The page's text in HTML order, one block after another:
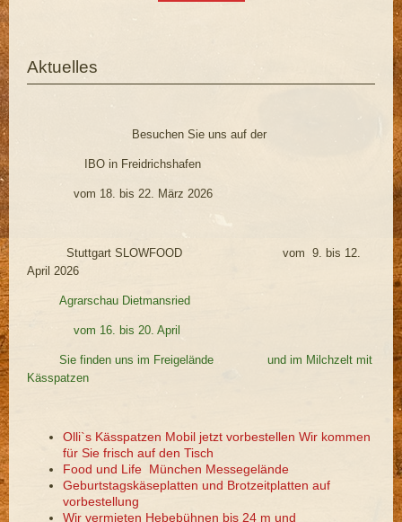
Aktuelles
Besuchen Sie uns auf der
IBO in Freidrichshafen
vom 18. bis 22. März 2026
Stuttgart SLOWFOOD vom 9. bis 12.
April 2026
Agrarschau Dietmansried
vom 16. bis 20. April
Sie finden uns im Freigelände und im Milchzelt mit
Kässpatzen
Olli`s Kässpatzen Mobil jetzt vorbestellen Wir kommen
für Sie frisch auf den Tisch
Food und Life München Messegelände
Geburtstagskäseplatten und Brotzeitplatten auf
vorbestellung
Wir vermieten Hebebühnen bis 24 m und